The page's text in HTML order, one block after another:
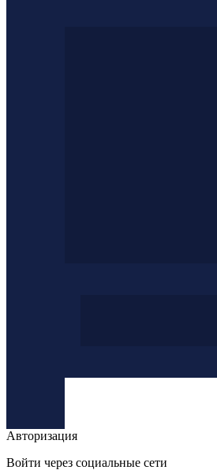
Авторизация
Войти через социальные сети